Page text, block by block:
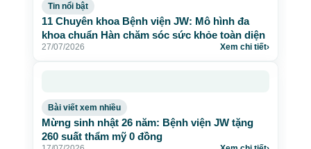
Tin nổi bật
11 Chuyên khoa Bệnh viện JW: Mô hình đa
khoa chuẩn Hàn chăm sóc sức khỏe toàn diện
27/07/2026 Xem chi tiết›
Bài viết xem nhiều
Mừng sinh nhật 26 năm: Bệnh viện JW tặng
260 suất thẩm mỹ 0 đồng